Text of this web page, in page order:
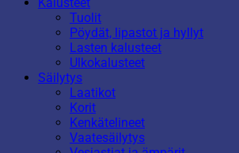
Tuolit
Pöydät, lipastot ja hyllyt
Lasten kalusteet
Ulkokalusteet
Säilytys
Laatikot
Korit
Kenkätelineet
Vaatesäilytys